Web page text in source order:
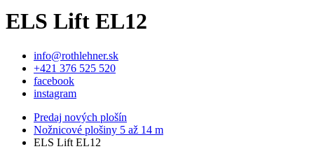
ELS Lift EL12
info@rothlehner.sk
+421 376 525 520
facebook
instagram
Predaj nových plošín
Nožnicové plošiny 5 až 14 m
ELS Lift EL12